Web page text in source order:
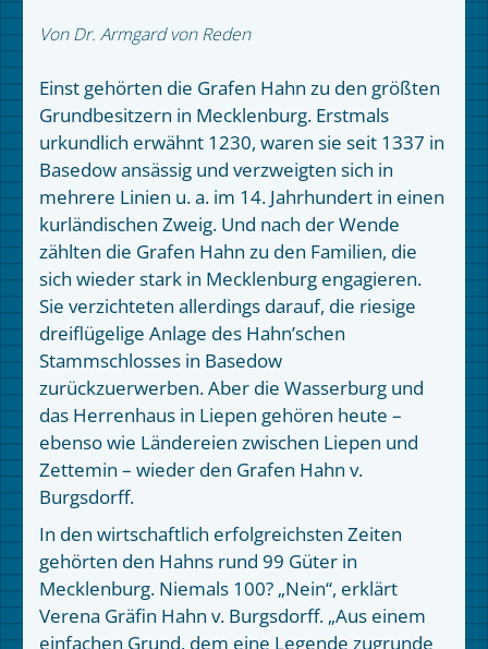
Von Dr. Armgard von Reden
Einst gehörten die Grafen Hahn zu den größten
Grundbesitzern in Mecklenburg. Erstmals
urkundlich erwähnt 1230, waren sie seit 1337 in
Basedow ansässig und verzweigten sich in
mehrere Linien u. a. im 14. Jahrhundert in einen
kurländischen Zweig. Und nach der Wende
zählten die Grafen Hahn zu den Familien, die
sich wieder stark in Mecklenburg engagieren.
Sie verzichteten allerdings darauf, die riesige
dreiflügelige Anlage des Hahn’schen
Stammschlosses in Basedow
zurückzuerwerben. Aber die Wasserburg und
das Herrenhaus in Liepen gehören heute –
ebenso wie Ländereien zwischen Liepen und
Zettemin – wieder den Grafen Hahn v.
Burgsdorff.
In den wirtschaftlich erfolgreichsten Zeiten
gehörten den Hahns rund 99 Güter in
Mecklenburg. Niemals 100? „Nein“, erklärt
Verena Gräfin Hahn v. Burgsdorff. „Aus einem
einfachen Grund, dem eine Legende zugrunde